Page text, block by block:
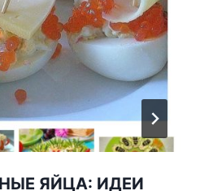
ЯЙЦА: ИДЕИ